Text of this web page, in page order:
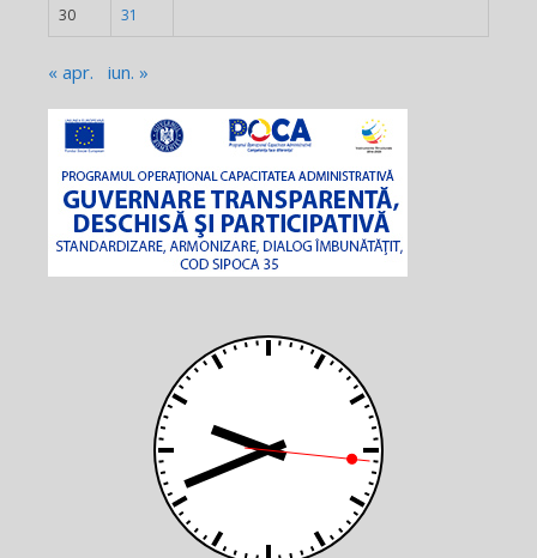
30 31
« apr. iun. »